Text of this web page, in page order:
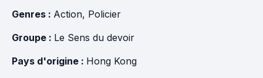
Genres : Action, Policier
Groupe : Le Sens du devoir
Pays d'origine : Hong Kong